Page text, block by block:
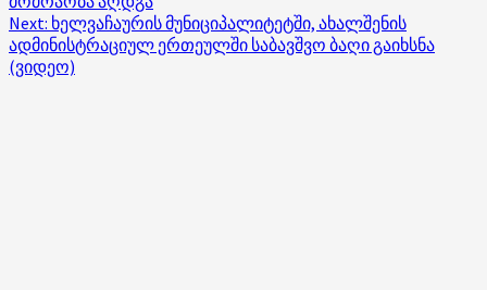
navigation
Next: ხელვაჩაურის მუნიციპალიტეტში, ახალშენის
ადმინისტრაციულ ერთეულში საბავშვო ბაღი გაიხსნა
(ვიდეო)